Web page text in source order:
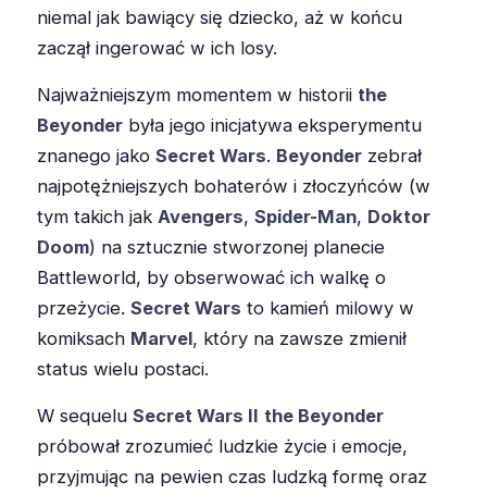
niemal jak bawiący się dziecko, aż w końcu
zaczął ingerować w ich losy.
Najważniejszym momentem w historii the
Beyonder była jego inicjatywa eksperymentu
znanego jako Secret Wars. Beyonder zebrał
najpotężniejszych bohaterów i złoczyńców (w
tym takich jak Avengers, Spider-Man, Doktor
Doom) na sztucznie stworzonej planecie
Battleworld, by obserwować ich walkę o
przeżycie. Secret Wars to kamień milowy w
komiksach Marvel, który na zawsze zmienił
status wielu postaci.
W sequelu Secret Wars II the Beyonder
próbował zrozumieć ludzkie życie i emocje,
przyjmując na pewien czas ludzką formę oraz